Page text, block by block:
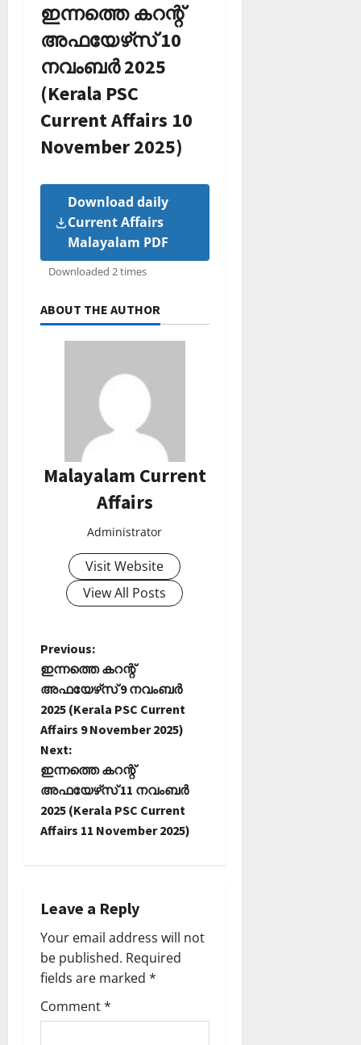
ഇന്നത്തെ കറന്റ്
അഫയേഴ്‌സ് 10
നവംബർ 2025
(Kerala PSC
Current Affairs 10
November 2025)
Download daily
Current Affairs
Malayalam PDF
Downloaded 2 times
ABOUT THE AUTHOR
Malayalam Current
Affairs
Administrator
Visit Website
View All Posts
P
o
s
t
n
a
g
a
t
i
Previous:
ഇന്നത്തെ കറന്റ്
അഫയേഴ്‌സ് 9 നവംബർ
2025 (Kerala PSC Current
Affairs 9 November 2025)
Next:
ഇന്നത്തെ കറന്റ്
അഫയേഴ്‌സ് 11 നവംബർ
2025 (Kerala PSC Current
Affairs 11 November 2025)
Leave a Reply
Your email address will not
be published. Required
fields are marked *
Comment*